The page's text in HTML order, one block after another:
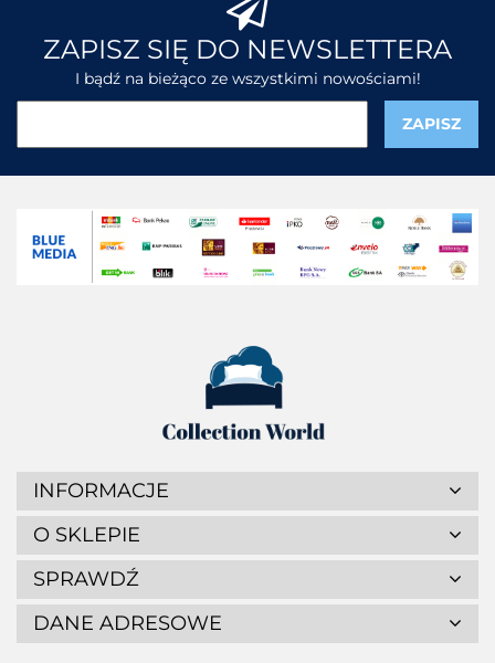
ZAPISZ SIĘ DO NEWSLETTERA
I bądź na bieżąco ze wszystkimi nowościami!
INFORMACJE
O SKLEPIE
SPRAWDŹ
DANE ADRESOWE